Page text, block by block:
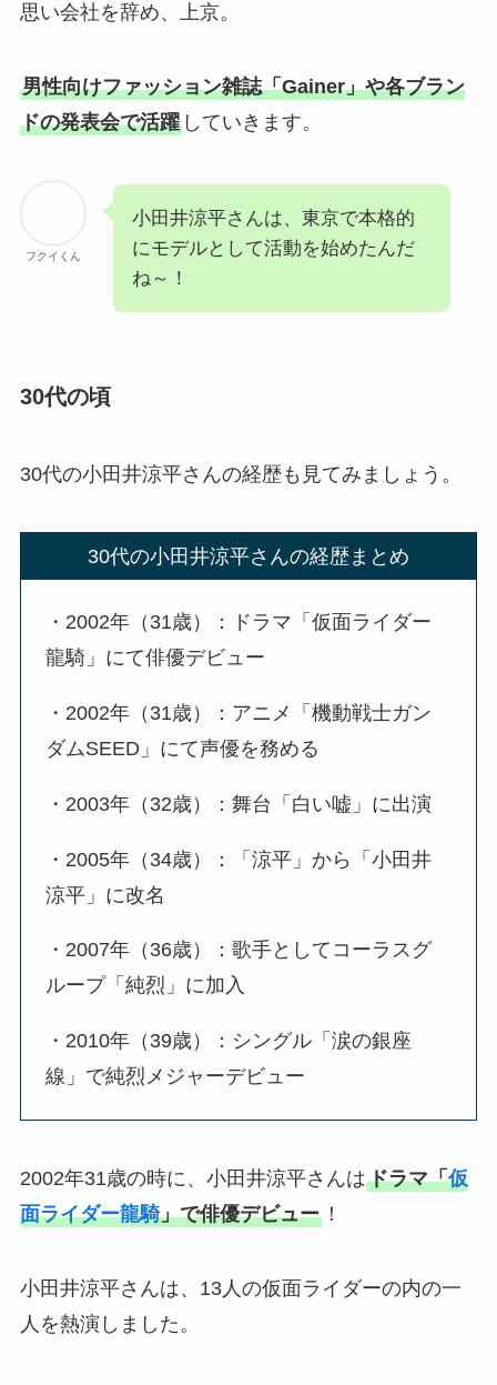
思い会社を辞め、上京。
男性向けファッション雑誌「Gainer」や各ブラン
ドの発表会で活躍していきます。
フクイくん
小田井涼平さんは、東京で本格的
にモデルとして活動を始めたんだ
ね～！
30代の頃
30代の小田井涼平さんの経歴も見てみましょう。
30代の小田井涼平さんの経歴まとめ
・2002年（31歳）：ドラマ「仮面ライダー
龍騎」にて俳優デビュー
・2002年（31歳）：アニメ「機動戦士ガン
ダムSEED」にて声優を務める
・2003年（32歳）：舞台「白い嘘」に出演
・2005年（34歳）：「涼平」から「小田井
涼平」に改名
・2007年（36歳）：歌手としてコーラスグ
ループ「純烈」に加入
・2010年（39歳）：シングル「涙の銀座
線」で純烈メジャーデビュー
2002年31歳の時に、小田井涼平さんはドラマ「仮
面ライダー龍騎」で俳優デビュー！
小田井涼平さんは、13人の仮面ライダーの内の一
人を熱演しました。